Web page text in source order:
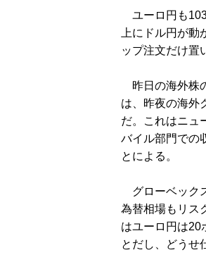
ユーロ円も
上にドル円が
ップ注文だけ置
昨日の海外株
は、昨夜の海外
だ。これはニュ
バイル部門での
とによる。
グローベック
為替相場もリス
はユーロ円は20
とだし、どうせ